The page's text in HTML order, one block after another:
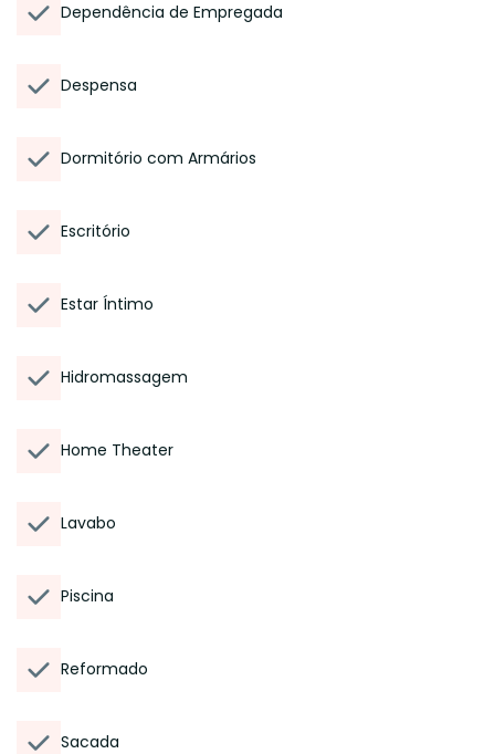
Dependência de Empregada
Despensa
Dormitório com Armários
Escritório
Estar Íntimo
Hidromassagem
Home Theater
Lavabo
Piscina
Reformado
Sacada